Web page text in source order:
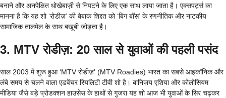
बनाने और अनपेक्षित धोखेबाज़ी से निपटने के लिए एक साथ लाया जाता है। एक्सपर्ट्स का
मानना है कि यह शो ‘रोडीज़’ की बेबाक शिद्दत को ‘बिग बॉस’ के रणनीतिक और नाटकीय
सामाजिक तालमेल के साथ बखूबी जोड़ता है।
3. MTV रोडीज़: 20 साल से युवाओं की पहली पसंद
साल 2003 में शुरू हुआ ‘MTV रोडीज़’ (MTV Roadies) भारत का सबसे आइकॉनिक और
लंबे समय से चलने वाला एडवेंचर रियलिटी टीवी शो है। बानिजय एशिया और कोलोसियम
मीडिया जैसे बड़े प्रोडक्शन हाउसेस के हाथों से गुजरा यह शो आज भी युवाओं के सिर चढ़कर